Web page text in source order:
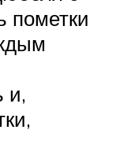
пометки
и,